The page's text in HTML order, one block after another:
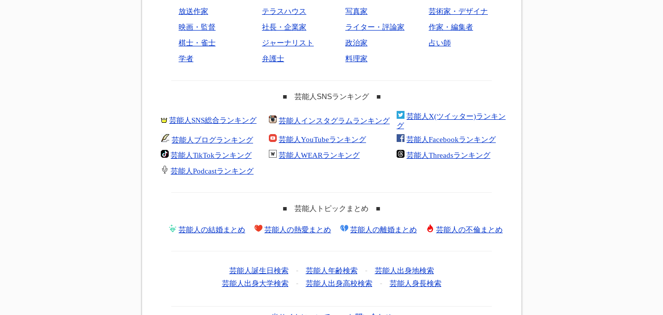
放送作家
テラスハウス 写真家
芸術家・デザイナ
映画・監督
社長・企業家 ライター・評論家
作家・編集者
棋士・雀士
ジャーナリスト 政治家
占い師
学者
弁護士 料理家
■ 芸能人SNSランキング ■
芸能人SNS総合ランキング 芸能人インスタグラムランキング
芸能人X(ツイッター)ランキン
グ
芸能人ブログランキング
芸能人YouTubeランキング
芸能人Facebookランキング
芸能人TikTokランキング
芸能人WEARランキング
芸能人Threadsランキング
芸能人Podcastランキング
■ 芸能人トピックまとめ ■
芸能人の結婚まとめ 芸能人の熱愛まとめ 芸能人の離婚まとめ 芸能人の不倫まとめ
芸能人誕生日検索 - 芸能人年齢検索 -
芸能人出身地検索
芸能人出身大学検索
- 芸能人出身高校検索 - 芸能人身長検索